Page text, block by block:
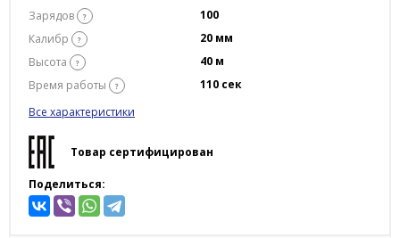
Зарядов
?
100
Калибр
?
20 мм
Высота
?
40 м
Время работы
?
110 сек
Все характеристики
Товар сертифицирован
Поделиться: